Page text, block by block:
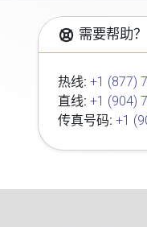
需要帮助？
热线: +1 (877)
直线: +1 (904)
传真号码: +1